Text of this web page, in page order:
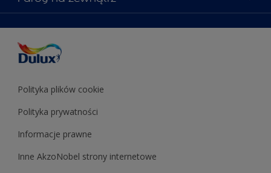
Zgodność kolorów
Znajdź sklep
Farby uniwersalne
Podkłady i grunty
Testery farb
Farby do sufitów
Farby uniwersalne
Podkłady i grunty
Polityka plików cookie
Polityka prywatności
Informacje prawne
Inne AkzoNobel strony internetowe